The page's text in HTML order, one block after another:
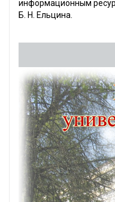
информационным
Б. Н. Ельцина.